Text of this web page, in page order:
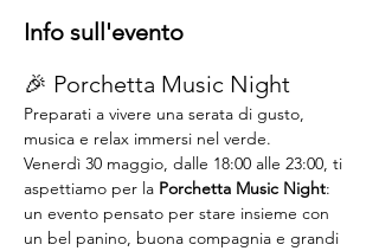
Info sull'evento
🎉 Porchetta Music Night
Preparati a vivere una serata di gusto,
musica e relax immersi nel verde.
Venerdì 30 maggio, dalle 18:00 alle 23:00, ti
aspettiamo per la Porchetta Music Night:
un evento pensato per stare insieme con
un bel panino, buona compagnia e grandi